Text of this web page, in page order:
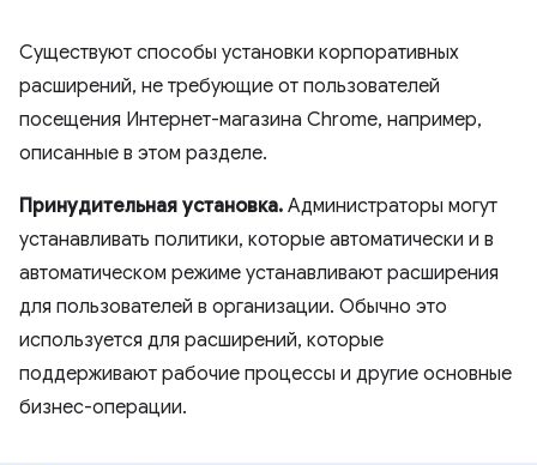
Существуют способы установки корпоративных
расширений, не требующие от пользователей
посещения Интернет-магазина Chrome, например,
описанные в этом разделе.
Принудительная установка. Администраторы могут
устанавливать политики, которые автоматически и в
автоматическом режиме устанавливают расширения
для пользователей в организации. Обычно это
используется для расширений, которые
поддерживают рабочие процессы и другие основные
бизнес-операции.